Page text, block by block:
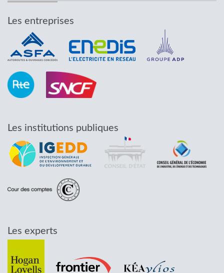
Les entreprises
Les institutions publiques
Les experts